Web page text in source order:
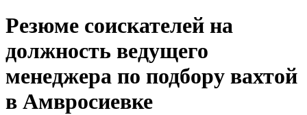
Резюме соискателей на
должность ведущего
менеджера по подбору вахтой
в Амвросиевке